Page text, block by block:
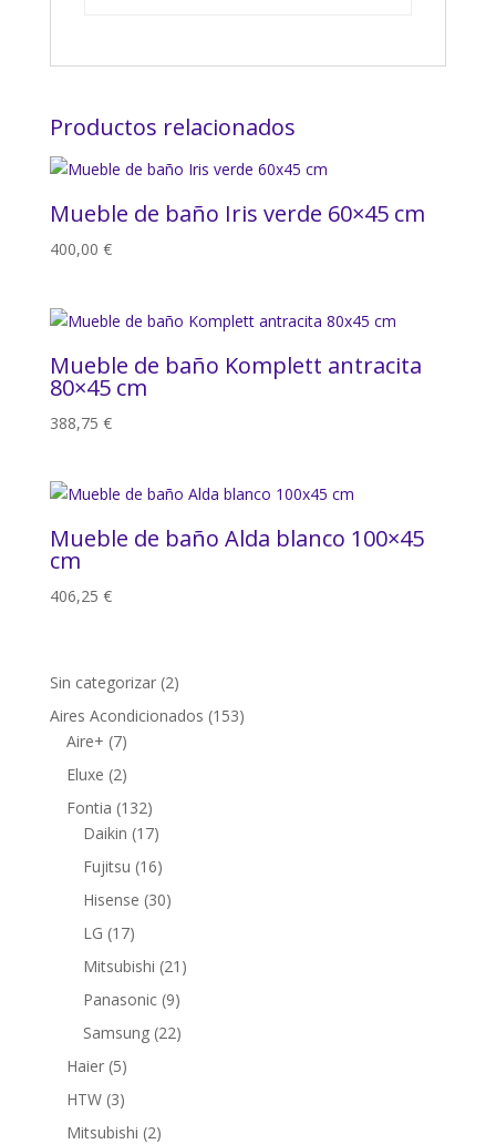
Productos relacionados
Mueble de baño Iris verde 60×45 cm
400,00 €
Mueble de baño Komplett antracita
80×45 cm
388,75 €
Mueble de baño Alda blanco 100×45
cm
406,25 €
Sin categorizar 22
productos
Aires Acondicionados 153153
Aire+ 77
productos
Eluxe 22
productos
Fontia 132132
productos
Daikin 1717
productos
Fujitsu 1616
productos
Hisense 3030
LG 1717
productos
Mitsubishi 21 21
Panasonic 99
productos
Samsung 2222
Haier 55
productos
HTW 33
productos
Mitsubishi 22